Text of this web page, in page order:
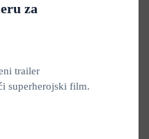
za
trailer
superherojski film.